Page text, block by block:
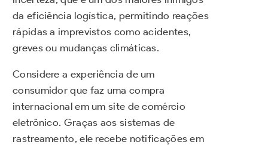
da eficiência logística, permitindo reações
rápidas a imprevistos como acidentes,
greves ou mudanças climáticas.
Considere a experiência de um
consumidor que faz uma compra
internacional em um site de comércio
eletrônico. Graças aos sistemas de
rastreamento, ele recebe notificações em